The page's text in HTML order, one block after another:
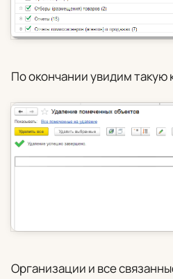
По окончании увидим такую
Организации и все